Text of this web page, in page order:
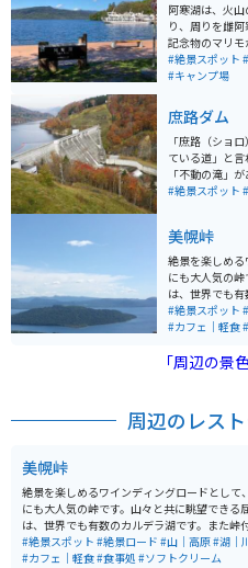
阿寒湖は、火
り、周りを雌
記念物のマリ
海抜420mで、
かります。 湖上には4つの島があり、マリモも汽船に乗
り、道東屈指の
「阿寒摩周国立
となっていま
などもあり長
#絶景スポット
#キャンプ場
庶路ダム
「庶路（ショ
ている道」と言
「不動の滝」
います。2004
#絶景スポット
美幌峠
絶景を楽しめ
にも大人気の
は、世界でも
北海道では珍し
けでない走りを
#絶景スポット
#カフェ｜軽食
「周辺の景
周辺のレス
美幌峠
絶景を楽しめるワインディングロードとして
にも大人気の峠です。山々と共に眺望できる
は、世界でも有数のカルデラ湖です。また峠
北海道では珍しいヘアピンカーブの場所もあ
けでない走りを楽しむ事もできます。辿り着い
#絶景スポット #絶景ロード #山｜高原#湖｜
#カフェ｜軽食#食事処 #ソフトクリーム